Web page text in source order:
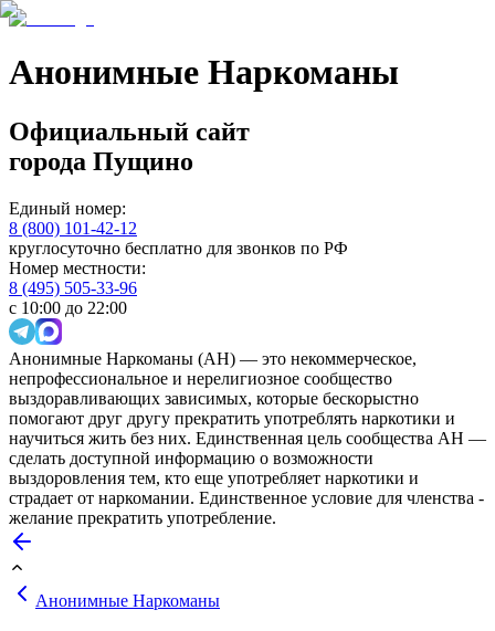
Анонимные Наркоманы
Официальный сайт
города Пущино
Единый номер:
8 (800) 101-42-12
круглосуточно бесплатно для звонков по РФ
Номер местности:
8 (495) 505-33-96
с 10:00 до 22:00
Анонимные Наркоманы (АН) — это некоммерческое,
непрофессиональное и нерелигиозное сообщество
выздоравливающих зависимых, которые бескорыстно
помогают друг другу прекратить употреблять наркотики и
научиться жить без них. Единственная цель сообщества АН —
сделать доступной информацию о возможности
выздоровления тем, кто еще употребляет наркотики и
страдает от наркомании. Единственное условие для членства -
желание прекратить употребление.
Анонимные Наркоманы